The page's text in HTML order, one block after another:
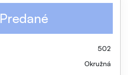
Predané
502
Okružná